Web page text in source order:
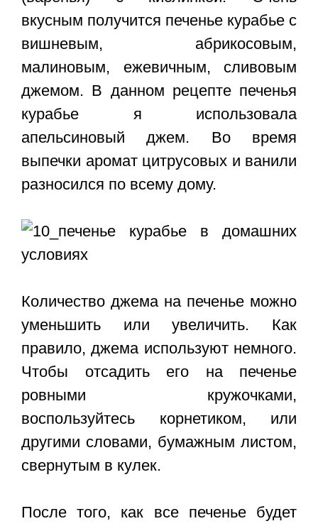
вкусным получится печенье курабье с
вишневым, абрикосовым,
малиновым, ежевичным, сливовым
джемом. В данном рецепте печенья
курабье я использовала
апельсиновый джем. Во время
выпечки аромат цитрусовых и ванили
разносился по всему дому.
Количество джема на печенье можно
уменьшить или увеличить. Как
правило, джема используют немного.
Чтобы отсадить его на печенье
ровными кружочками,
воспользуйтесь корнетиком, или
другими словами, бумажным листом,
свернутым в кулек.
После того, как все печенье будет